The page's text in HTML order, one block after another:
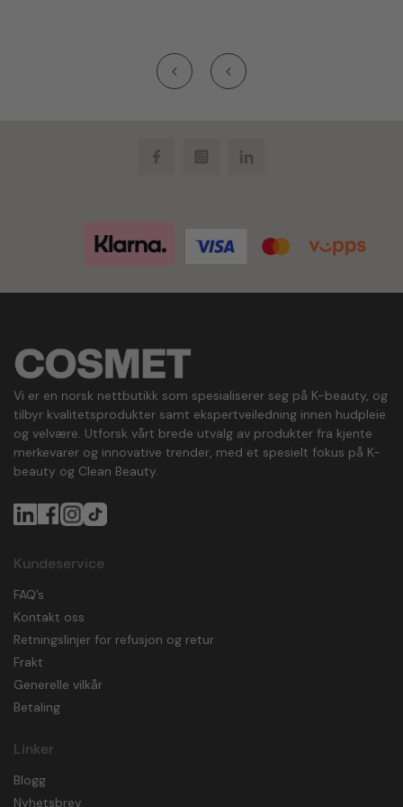
FacebookInstagramLinkedIn
Vi er en norsk nettbutikk som spesialiserer seg på K-beauty, og
tilbyr kvalitetsprodukter samt ekspertveiledning innen hudpleie
og velvære. Utforsk vårt brede utvalg av produkter fra kjente
merkevarer og innovative trender, med et spesielt fokus på K-
beauty og Clean Beauty.
Kundeservice
FAQ’s
Kontakt oss
Retningslinjer for refusjon og retur
Frakt
Generelle vilkår
Betaling
Linker
Blogg
Nyhetsbrev